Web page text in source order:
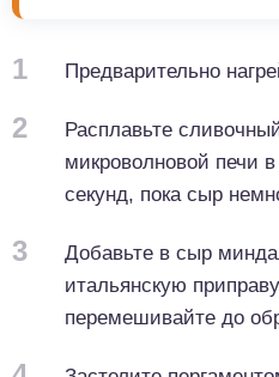
1 Предварительно
2
Расплавьте
микроволновой печи
секунд, пока сыр
3
Добавьте в сыр
итальянскую
перемешивайте до